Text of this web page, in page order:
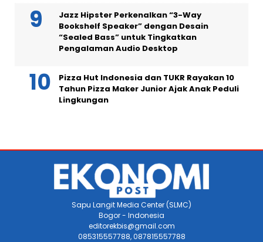
Jazz Hipster Perkenalkan “3-Way
Bookshelf Speaker” dengan Desain
“Sealed Bass” untuk Tingkatkan
Pengalaman Audio Desktop
Pizza Hut Indonesia dan TUKR Rayakan 10
Tahun Pizza Maker Junior Ajak Anak Peduli
Lingkungan
Sapu Langit Media Center (SLMC)
Bogor - Indonesia
editorekbis@gmail.com
085315557788, 087815557788